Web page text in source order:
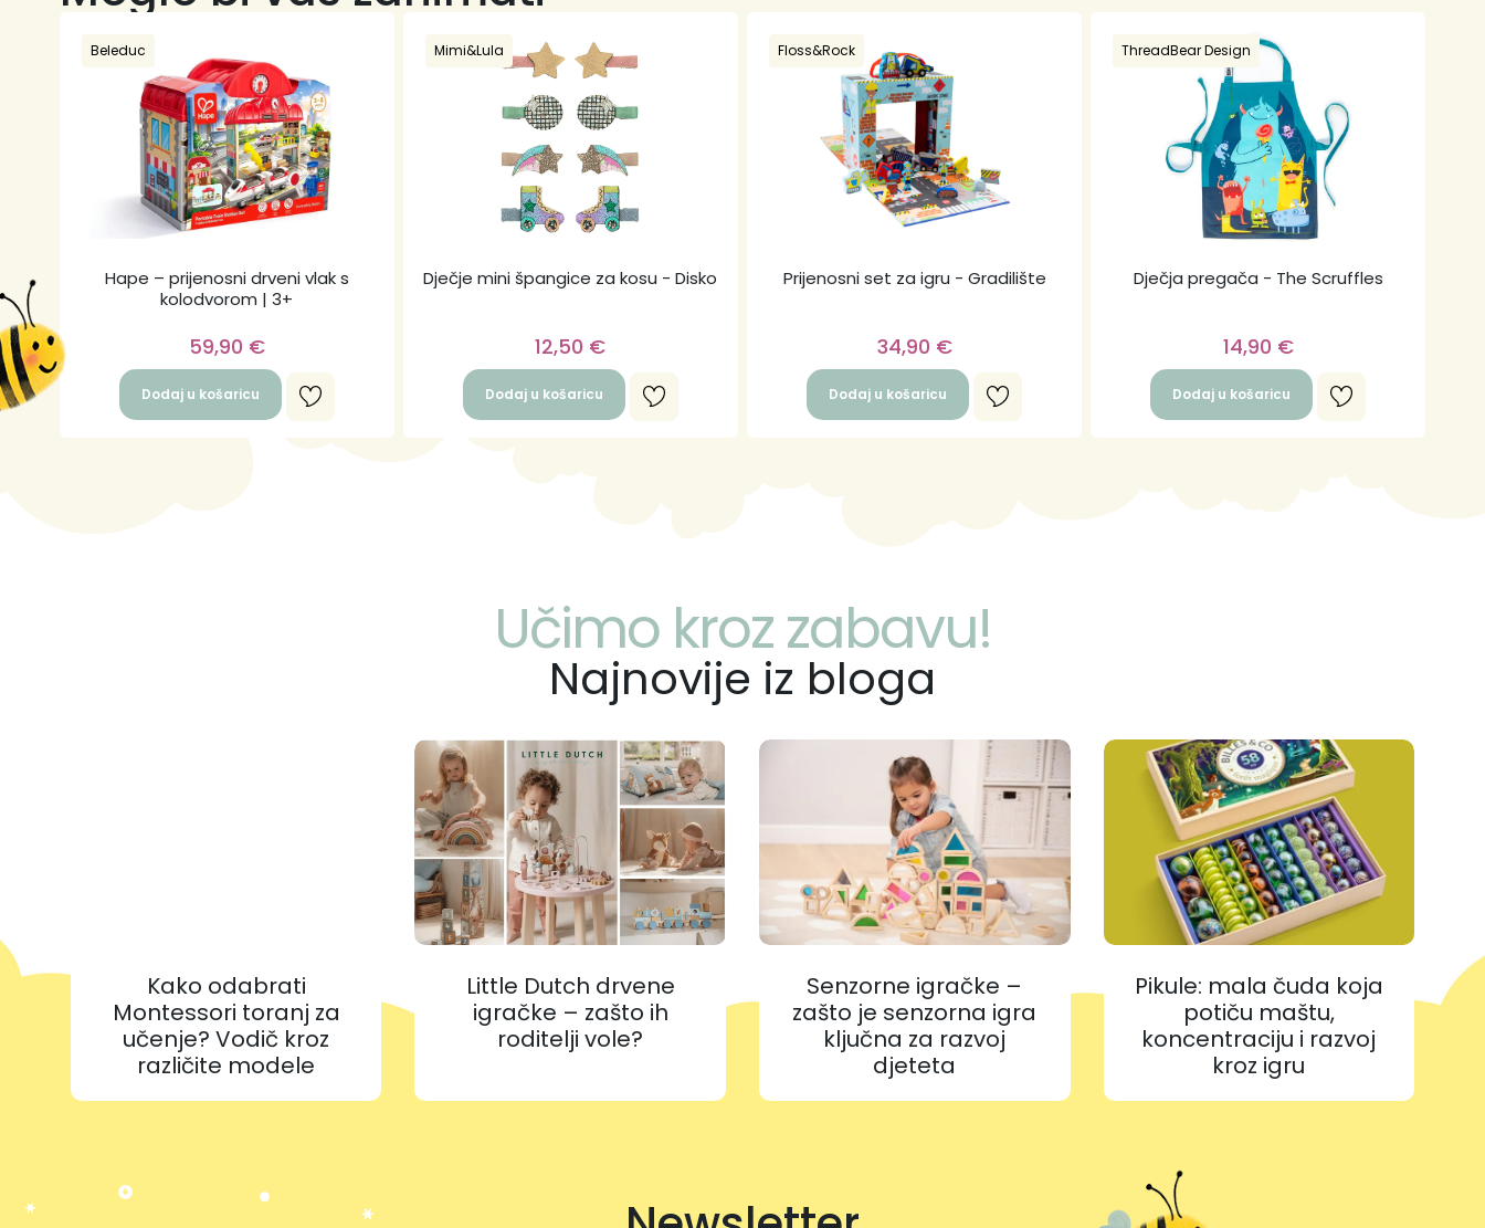
Hape – prijenosni drveni vlak s
kolodvorom | 3+
Beleduc
59,90 €
Dodaj u košaricu
Dječje mini špangice za kosu - Disko
Mimi&Lula
12,50 €
Dodaj u košaricu
Prijenosni set za igru - Gradilište
Floss&Rock
34,90 €
Dodaj u košaricu
Dječja pregača - The Scruffles
ThreadBear Design
14,90 €
Dodaj u košaricu
Učimo kroz zabavu!
Najnovije iz bloga
Kako odabrati
Montessori toranj za
učenje? Vodič kroz
različite modele
Little Dutch drvene
igračke – zašto ih
roditelji vole?
Senzorne igračke –
zašto je senzorna igra
ključna za razvoj
djeteta
Pikule: mala čuda koja
potiču maštu,
koncentraciju i razvoj
kroz igru